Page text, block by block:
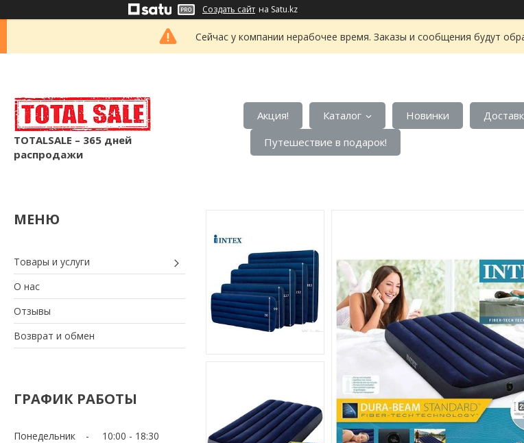
Создать сайт на Satu.kz
Сейчас у компании нерабочее время. Заказы и сообщения будут
TOTALSALE – 365 дней
распродажи
Акция! Каталог Новинки
Путешествие в подарок!
Товары и услуги
О нас
Отзывы
Возврат и обмен
ГРАФИК РАБОТЫ
Понедельник 10:00
18:30